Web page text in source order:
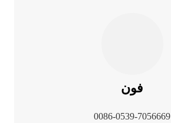
فون
0086-0539-7056669